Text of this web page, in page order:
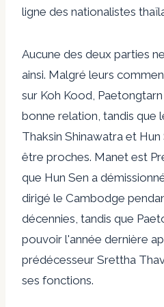
ligne des nationalistes
Aucune des deux parties
ainsi. Malgré leurs
sur Koh Kood,
bonne relation, tandis que
Thaksin Shinawatra et
être proches. Manet est
que Hun Sen a
dirigé le Cambodge
décennies, tandis que
pouvoir l'année dernière
prédécesseur Srettha
ses fonctions.